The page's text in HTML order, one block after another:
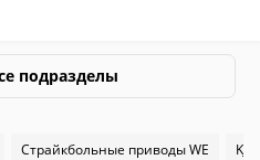
подразделы
Страйкбольные приводы WE KJW